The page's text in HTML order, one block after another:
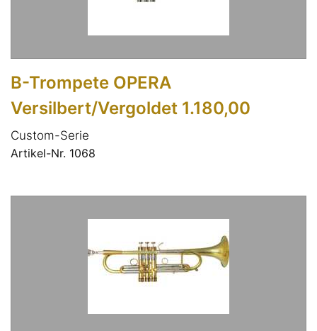
B-Trompete OPERA
Versilbert/Vergoldet 1.180,00
Custom-Serie
Artikel-Nr. 1068